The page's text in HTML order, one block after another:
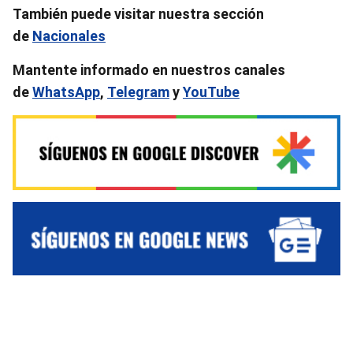
También puede visitar nuestra sección
de Nacionales
Mantente informado en nuestros canales
deWhatsApp, TelegramyYouTube